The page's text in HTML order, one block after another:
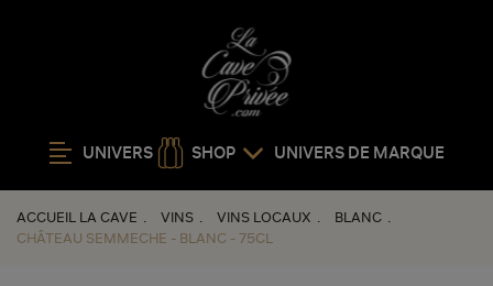
UNIVERS SHOP UNIVERS DE MARQUE
ACCUEIL LA CAVE VINS VINS LOCAUX
BLANC
CHÂTEAU SEMMECHE - BLANC - 75CL